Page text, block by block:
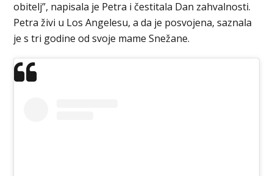
obitelj”, napisala je Petra i čestitala Dan zahvalnosti.
Petra živi u Los Angelesu, a da je posvojena, saznala
je s tri godine od svoje mame Snežane.